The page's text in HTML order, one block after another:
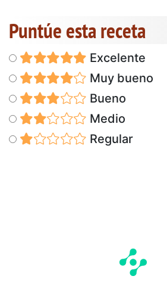
Puntúe esta receta
Excelente
Muy bueno
Bueno
Medio
Regular